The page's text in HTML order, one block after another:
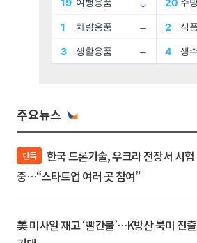
주요뉴스
단독
중…“스타트업 여러 곳 참여”
美 미사일 재고 ‘빨간불’…K방산 북미 진출